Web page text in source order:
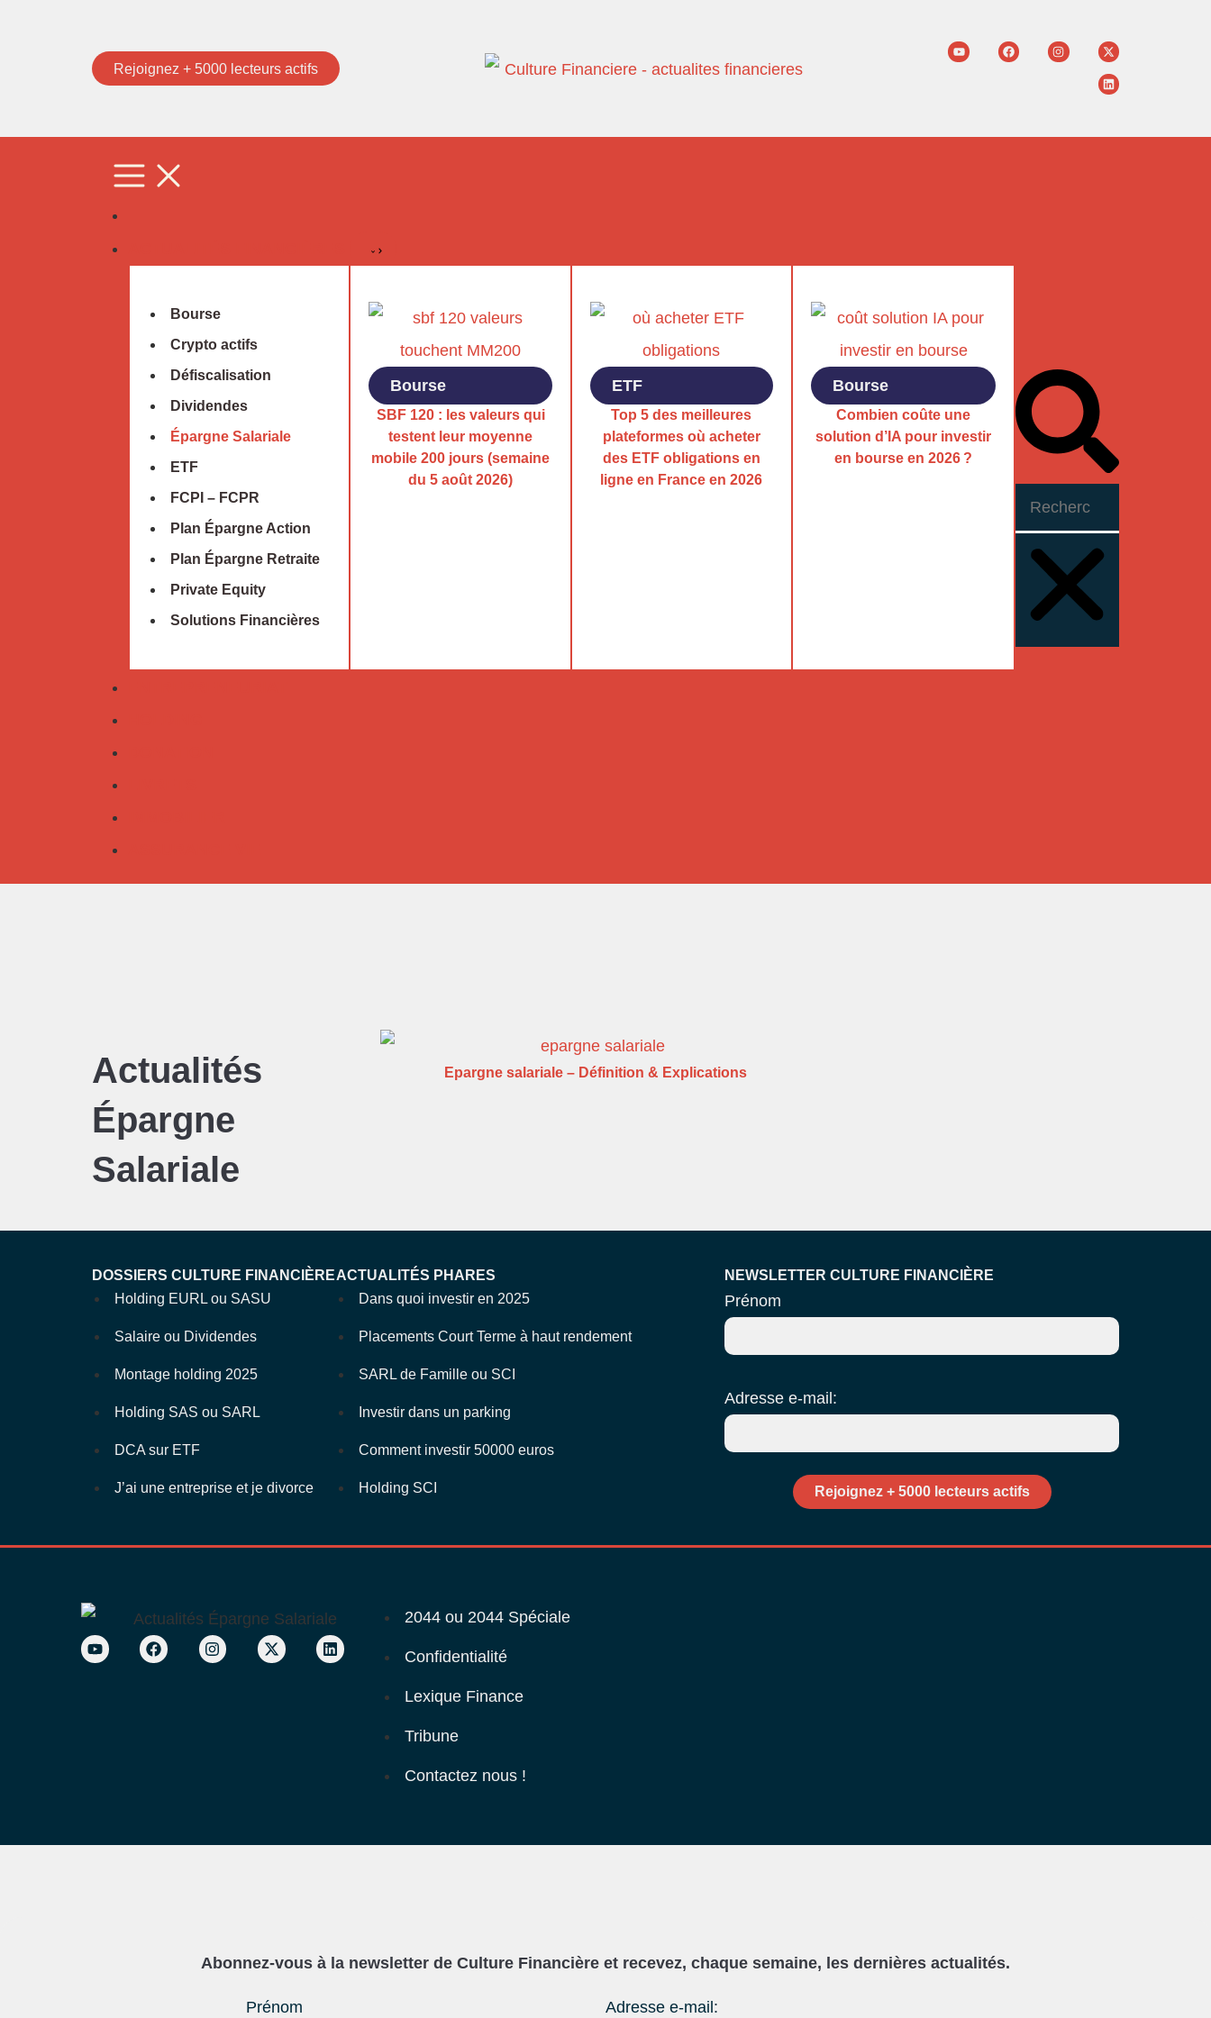
Rejoignez + 5000 lecteurs actifs
Bourse
Crypto actifs
Défiscalisation
Dividendes
Épargne Salariale
ETF
FCPI – FCPR
Plan Épargne Action
Plan Épargne Retraite
Private Equity
Solutions Financières
Bourse
SBF 120 : les valeurs qui
testent leur moyenne
mobile 200 jours (semaine
du 5 août 2026)
ETF
Top 5 des meilleures
plateformes où acheter
des ETF obligations en
ligne en France en 2026
Bourse
Combien coûte une
solution d’IA pour investir
en bourse en 2026 ?
Actualités
Épargne
Salariale
Epargne salariale – Définition & Explications
DOSSIERS CULTURE FINANCIÈRE
Holding EURL ou SASU
Salaire ou Dividendes
Montage holding 2025
Holding SAS ou SARL
DCA sur ETF
J’ai une entreprise et je divorce
ACTUALITÉS PHARES
Dans quoi investir en 2025
Placements Court Terme à haut rendement
SARL de Famille ou SCI
Investir dans un parking
Comment investir 50000 euros
Holding SCI
NEWSLETTER CULTURE FINANCIÈRE
Prénom
Adresse e-mail:
2044 ou 2044 Spéciale
Confidentialité
Lexique Finance
Tribune
Contactez nous !
Abonnez-vous à la newsletter de Culture Financière et recevez, chaque semaine, les dernières actualités.
Prénom Adresse e-mail: